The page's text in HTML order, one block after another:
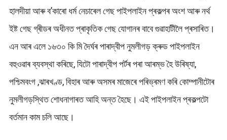
হালদীয়া আৰু ব’কাৰো ধৰ্ম নেচাৰেল গেছ পাইপলাইন প্ৰকল্পৰ অংশ আৰু নৰ্থ
ইষ্ট গেছ গ্ৰীডৰ অধীনত প্ৰাকৃতিক গেছ যোগানৰ বাবে গুৱাহাটীলৈ প্ৰসাৰিত।
এন আৰ এলে ১৬৩০ কি মি দৈর্ঘৰ পাৰাদ্বীপ নুমলীগড় ক্ৰুড পাইপলাইন
বহুওৱাৰ ব্যবস্থা কৰিছে, যিটো পাৰাদ্বীপ পৰ্টৰ পৰা আৰম্ভ হৈ উৰিষ্যা,
পশ্চিমবংগ ,ঝাৰখণ্ড, বিহাৰ আৰু অসমৰ মাজেৰে পৰিভ্ৰমণ কৰি কোম্পানীটোৰ
নুমলীগড়স্থিত শোধনাগাৰত আহি অন্ত হৈছে। এই পাইপলাইন প্ৰকল্পটো
বৰ্তমান কাম চলি আছে।